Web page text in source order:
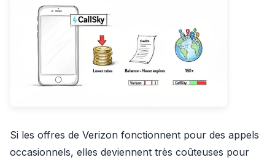
Si les offres de Verizon fonctionnent pour des appels
occasionnels, elles deviennent très coûteuses pour